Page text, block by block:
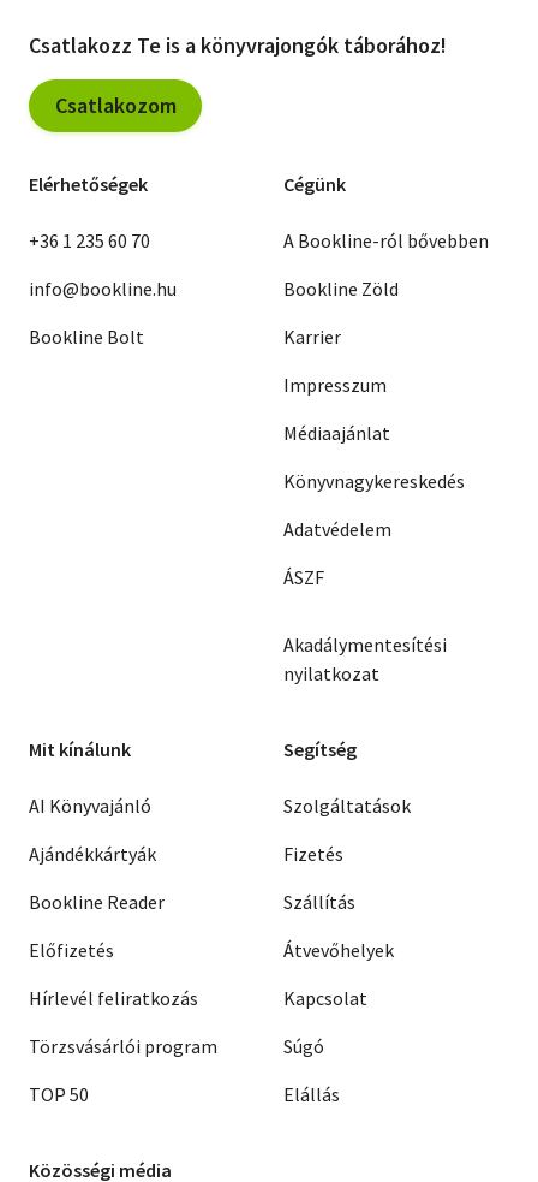
Csatlakozz Te is a könyvrajongók táborához!
Csatlakozom
Elérhetőségek
+36 1 235 60 70
info@bookline.hu
Bookline Bolt
Cégünk
A Bookline-ról bővebben
Bookline Zöld
Karrier
Impresszum
Médiaajánlat
Könyvnagykereskedés
Adatvédelem
ÁSZF
Akadálymentesítési
nyilatkozat
Mit kínálunk
AI Könyvajánló
Ajándékkártyák
Bookline Reader
Előfizetés
Hírlevél feliratkozás
Törzsvásárlói program
TOP 50
Segítség
Szolgáltatások
Fizetés
Szállítás
Átvevőhelyek
Kapcsolat
Súgó
Elállás
Közösségi média